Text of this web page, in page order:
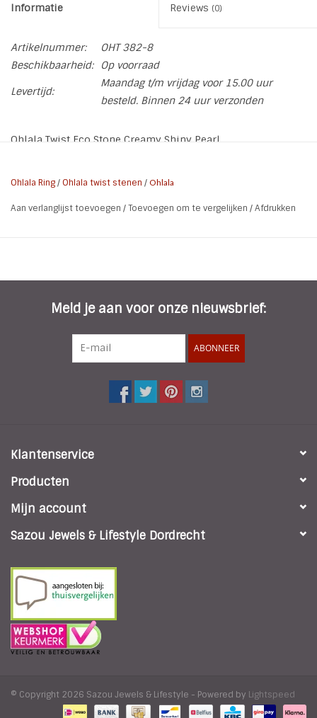
Informatie Reviews (0)
Artikelnummer:
OHT 382-8
Beschikbaarheid:
Op voorraad
Levertijd:
Maandag t/m vrijdag voor 15.00 uur
besteld. Binnen 24 uur verzonden
Ohlala Twist Eco Stone Creamy Shiny Pearl
besteld (Steel, Rose, Gold, Choco) dan heb je voor deze
welke hier los verkrijgbaar is in alle kleuren. Zo kan je nog
Ohlala Ring/Ohlala twist stenen / Ohlala
Aan verlanglijst toevoegen /Toevoegen om te vergelijken /Afdrukken
Meld je aan voor onze nieuwsbrief:
ABONNEER
Klantenservice
Producten
Mijn account
Sazou Jewels & Lifestyle Dordrecht
© Copyright 2026 Sazou Jewels & Lifestyle - Powered by Lightspeed